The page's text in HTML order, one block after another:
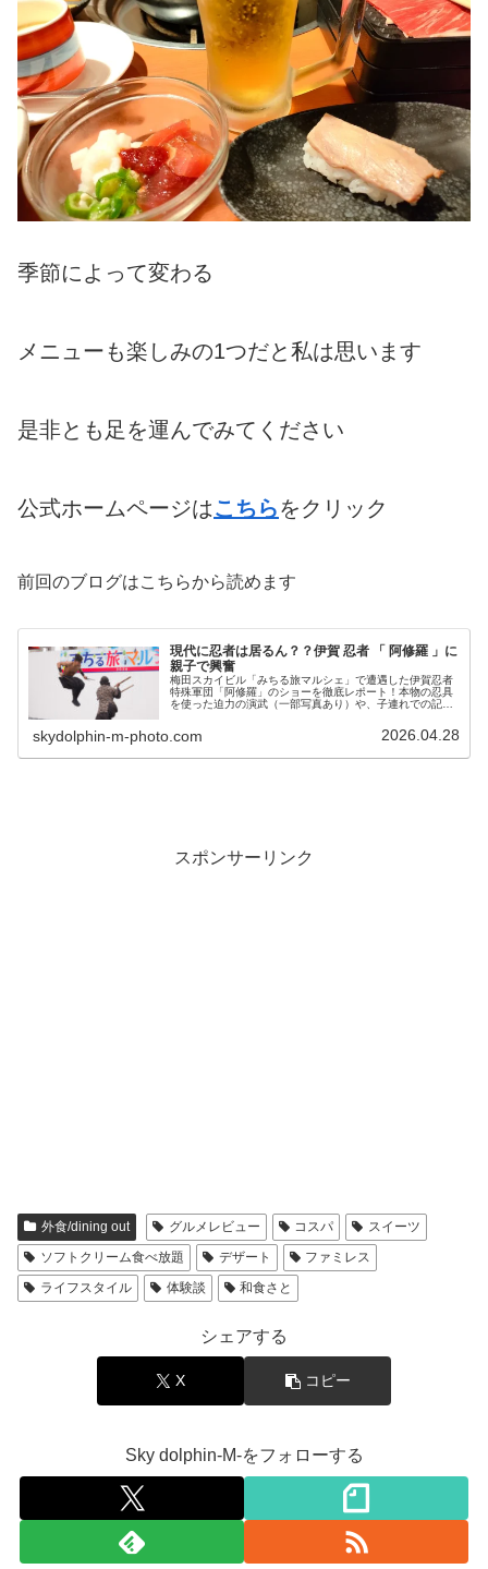
季節によって変わる
メニューも楽しみの1つだと私は思います
是非とも足を運んでみてください
公式ホームページはこちらをクリック
前回のブログはこちらから読めます
現代に忍者は居るん？？伊賀 忍者 「 阿修羅 」に
親子で興奮
梅田スカイビル「みちる旅マルシェ」で遭遇した伊賀忍者
特殊軍団「阿修羅」のショーを徹底レポート！本物の忍具
を使った迫力の演武（一部写真あり）や、子連れでの記念
者 博物館で活躍する「本物」の忍者の魅力をブログでチェ
ック！
skydolphin-m-photo.com 2026.04.28
スポンサーリンク
外食/dining out グルメレビュー コスパ
スイーツ
ソフトクリーム食べ放題
デザート
ファミレス
ライフスタイル
体験談 和食さと
シェアする
X コピー
Sky dolphin-M-をフォローする